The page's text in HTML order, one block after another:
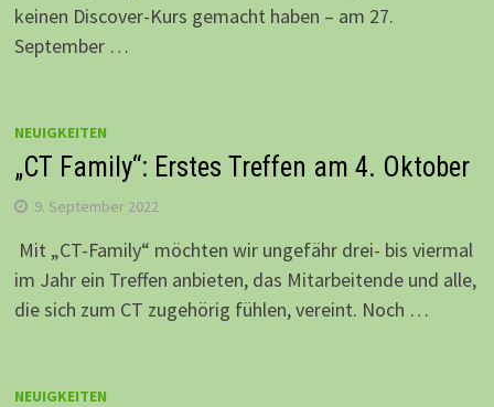
keinen Discover-Kurs gemacht haben – am 27.
September …
NEUIGKEITEN
„CT Family“: Erstes Treffen am 4. Oktober
9. September 2022
Mit „CT-Family“ möchten wir ungefähr drei- bis viermal
im Jahr ein Treffen anbieten, das Mitarbeitende und alle,
die sich zum CT zugehörig fühlen, vereint. Noch …
NEUIGKEITEN